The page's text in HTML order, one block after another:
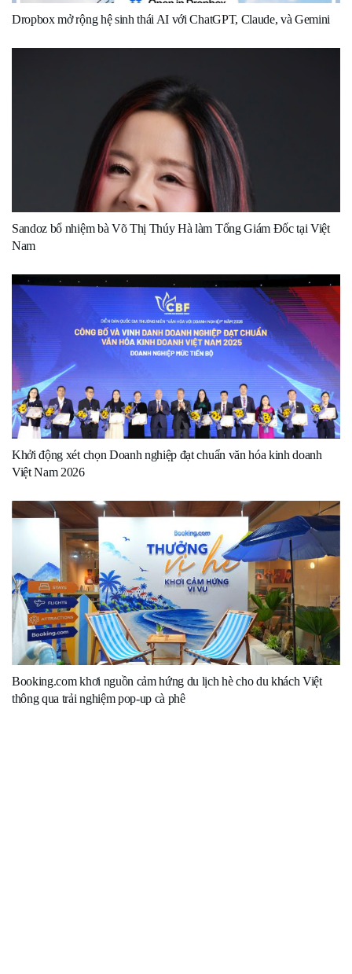
Dropbox mở rộng hệ sinh thái AI với ChatGPT, Claude, và Gemini
Sandoz bổ nhiệm bà Võ Thị Thúy Hà làm Tổng Giám Đốc tại Việt
Nam
Khởi động xét chọn Doanh nghiệp đạt chuẩn văn hóa kinh doanh
Việt Nam 2026
Booking.com khơi nguồn cảm hứng du lịch hè cho du khách Việt
thông qua trải nghiệm pop-up cà phê